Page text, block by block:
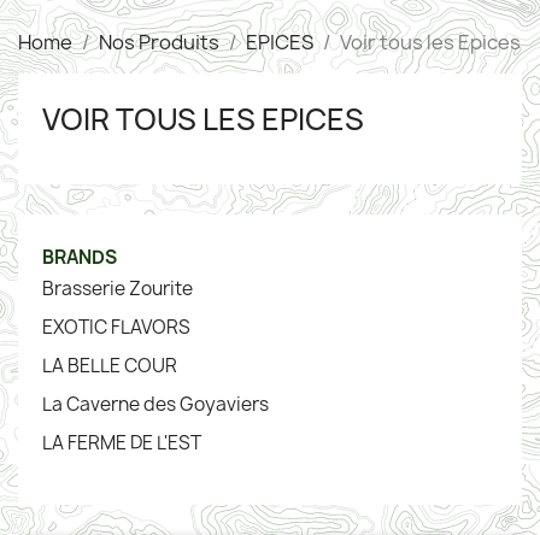
Home Nos Produits EPICES Voir tous les Epices
VOIR TOUS LES EPICES
BRANDS
Brasserie Zourite
EXOTIC FLAVORS
LA BELLE COUR
La Caverne des Goyaviers
LA FERME DE L'EST